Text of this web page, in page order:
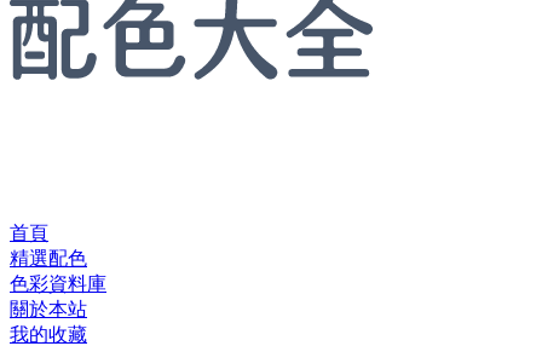
首頁
精選配色
色彩資料庫
關於本站
我的收藏